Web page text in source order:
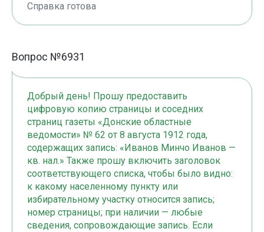
Справка готова
Вопрос №6931
Добрый день! Прошу предоставить
цифровую копию страницы и соседних
страниц газеты «Донские областные
ведомости» № 62 от 8 августа 1912 года,
содержащих запись: «Иванов Минчо Иванов —
кв. нал.» Также прошу включить заголовок
соответствующего списка, чтобы было видно:
к какому населенному пункту или
избирательному участку относится запись;
номер страницы; при наличии — любые
сведения, сопровождающие запись. Если